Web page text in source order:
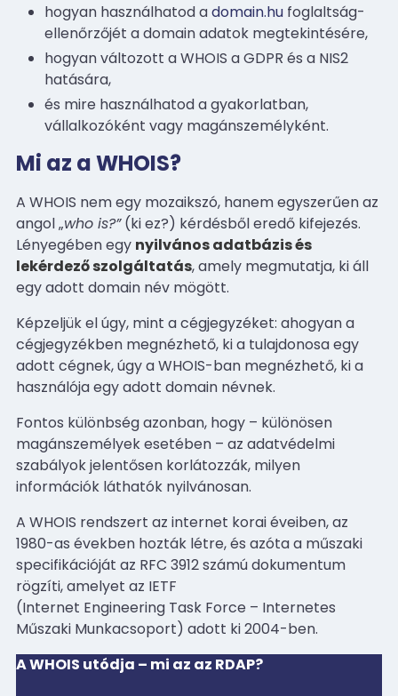
hogyan használhatod adomain.hu foglaltság-
ellenőrzőjét a domain adatok megtekintésére,
hogyan változott a WHOIS a GDPR és a NIS2
hatására,
és mire használhatod a gyakorlatban,
vállalkozóként vagy magánszemélyként.
Mi az a WHOIS?
A WHOIS nem egy mozaikszó, hanem egyszerűen az
angol „who is?”(ki ez?) kérdésből eredő kifejezés.
Lényegében egy nyilvános adatbázis és
lekérdező szolgáltatás, amely megmutatja, ki áll
egy adott domain név mögött.
Képzeljük el úgy, mint a cégjegyzéket: ahogyan a
cégjegyzékben megnézhető, ki a tulajdonosa egy
adott cégnek, úgy a WHOIS-ban megnézhető, ki a
használója egy adott domain névnek.
Fontos különbség azonban, hogy – különösen
magánszemélyek esetében – az adatvédelmi
szabályok jelentősen korlátozzák, milyen
információk láthatók nyilvánosan.
A WHOIS rendszert az internet korai éveiben, az
1980-as években hozták létre, és azóta a műszaki
specifikációját az RFC 3912 számú dokumentum
rögzíti, amelyet az IETF
(Internet Engineering Task Force – Internetes
Műszaki Munkacsoport) adott ki 2004-ben.
A WHOIS utódja – mi az az RDAP?